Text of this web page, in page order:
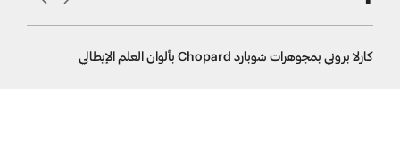
كارلا بروني بمجوهرات شوبارد Chopard بألوان العلم الإيطالي